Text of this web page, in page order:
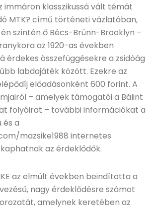
immáron klasszikussá vált témát
MTK? című történeti vázlatában,
szintén ő Bécs-Brünn-Brooklyn –
az 1920-as években
összefüggésekre a zsidóág
labdajáték között. Ezekre az
előadásonként 600 forint. A
– amelyek támogatói a Bálint
folyóirat – további információkat a
és a
mazsike1988 internetes
az érdeklődők.
az elmúlt években beindította a
nagy érdeklődésre számot
amelynek keretében az